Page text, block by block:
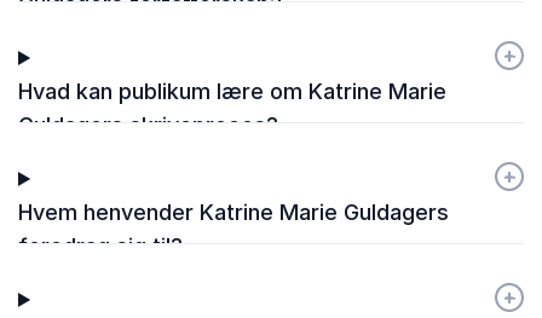
Hvad kan publikum lære om Katrine Marie
Guldagers skriveproces?
+
-
Hvem henvender Katrine Marie Guldagers
foredrag sig til?
+
-
+
-